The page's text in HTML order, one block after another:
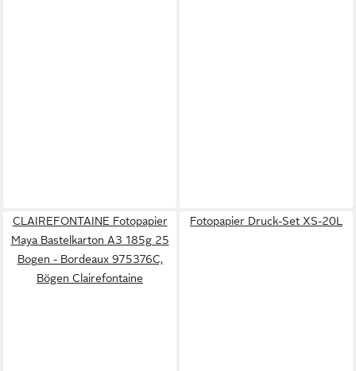
CLAIREFONTAINE Fotopapier
Maya Bastelkarton A3 185g 25
Bogen - Bordeaux 975376C,
Bögen Clairefontaine
Fotopapier Druck-Set XS-20L